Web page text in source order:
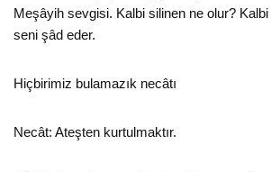
Meşâyih sevgisi. Kalbi silinen ne olur? Kalbi
seni şâd eder.
Hiçbirimiz bulamazık necâtı
Necât: Ateşten kurtulmaktır.